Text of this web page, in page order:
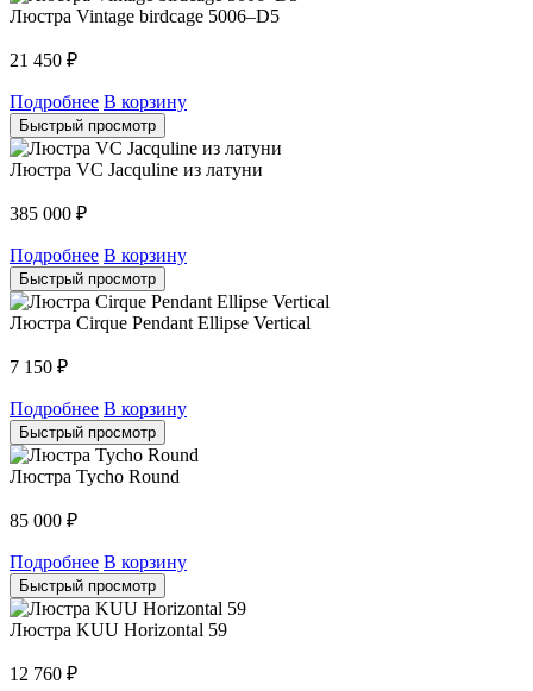
Люстра Vintage birdcage 5006–D5
21 450 ₽
Подробнее В корзину
Быстрый просмотр
Люстра VC Jacquline из латуни
385 000 ₽
Подробнее В корзину
Быстрый просмотр
Люстра Cirque Pendant Ellipse Vertical
7 150 ₽
Подробнее В корзину
Быстрый просмотр
Люстра Tycho Round
85 000 ₽
Подробнее В корзину
Быстрый просмотр
Люстра KUU Horizontal 59
12 760 ₽